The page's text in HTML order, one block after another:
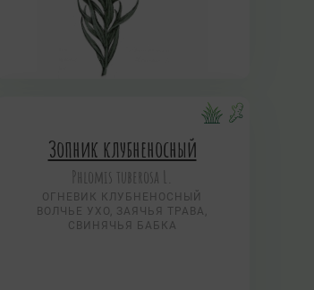
Зопник клубненосный
Phlomis tuberosa L.
ОГНЕВИК КЛУБНЕНОСНЫЙ
ВОЛЧЬЕ УХО, ЗАЯЧЬЯ ТРАВА,
СВИНЯЧЬЯ БАБКА